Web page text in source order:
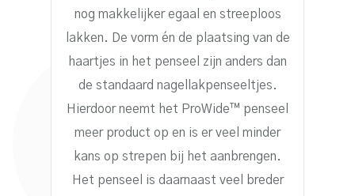
nog makkelijker egaal en streeploos
lakken. De vorm én de plaatsing van de
haartjes in het penseel zijn anders dan
de standaard nagellakpenseeltjes.
Hierdoor neemt het ProWide™ penseel
meer product op en is er veel minder
kans op strepen bij het aanbrengen.
Het penseel is daarnaast veel breder